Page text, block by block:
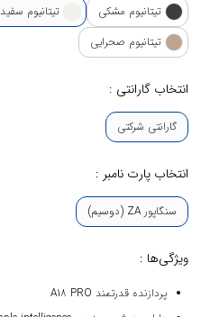
تیتانیوم مشکی تیتانیوم سفید
تیتانیوم صحرایی
انتخاب گارانتی :
گارانتی شرکتی
انتخاب پارت نامبر :
سنگاپور ZA (دوسیم)
ویژگی‌ها :
پردازنده قدرتمند A18 PRO